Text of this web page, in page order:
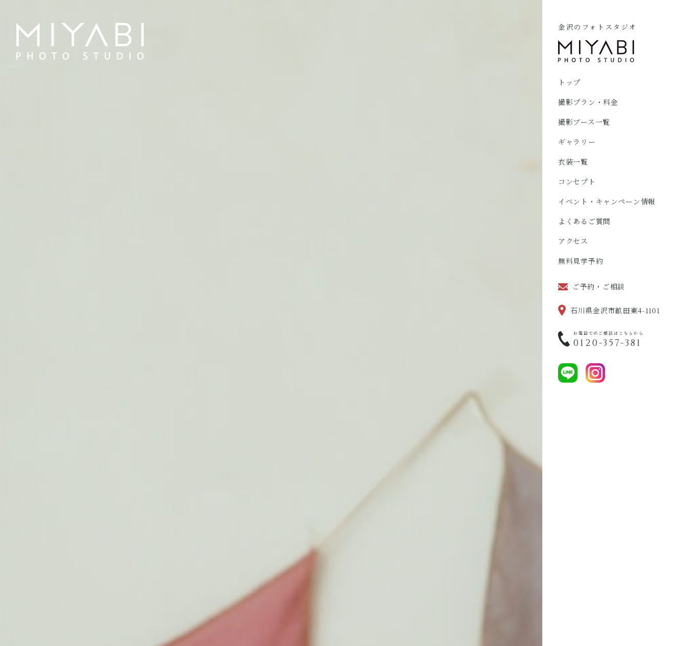
金沢のフォトスタジオ
トップ
撮影プラン・料金
撮影ブース一覧
ギャラリー
衣装一覧
コンセプト
イベント・キャンペーン情報
よくあるご質問
アクセス
無料見学予約
ご予約・ご相談
石川県金沢市畝田東4-1101
お電話でのご相談はこちらから
0120-357-381